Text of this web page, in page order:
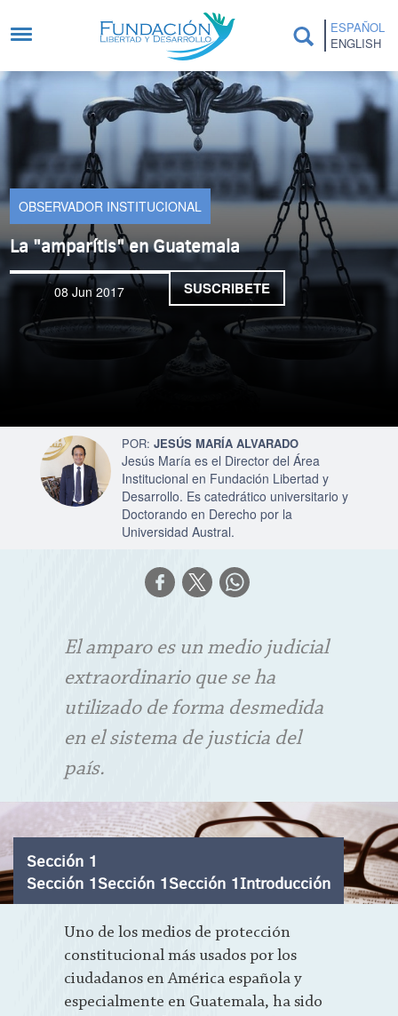
ESPAÑOL
ENGLISH
OBSERVADOR INSTITUCIONAL
La "amparítis" en Guatemala
08 Jun 2017 SUSCRIBETE
JESÚS MARÍA ALVARADO
Jesús María es el Director del Área
Institucional en Fundación Libertad y
Desarrollo. Es catedrático universitario y
Doctorando en Derecho por la
Universidad Austral.
El amparo es un medio judicial
extraordinario que se ha
utilizado de forma desmedida
en el sistema de justicia del
país.
Sección 1
Sección 1Sección 1Sección 1Introducción
Uno de los medios de protección
constitucional más usados por los
ciudadanos en América española y
especialmente en Guatemala, ha sido